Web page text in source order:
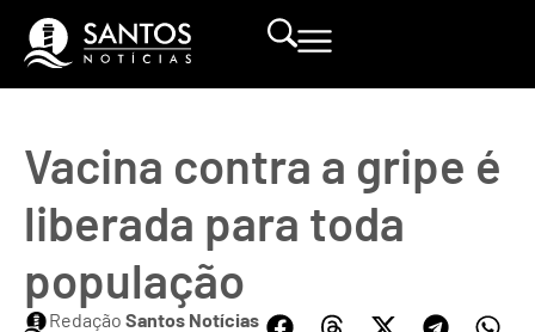
Vacina contra a gripe é
liberada para toda
população
Redação Santos Notícias